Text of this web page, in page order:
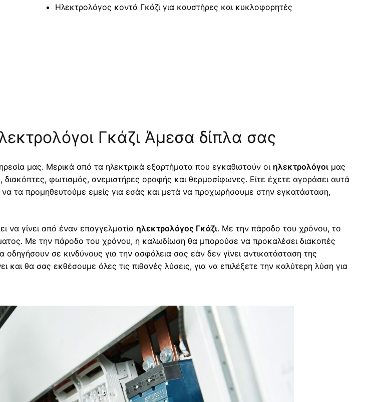
Ηλεκτρολόγος κοντά Γκάζι για καυστήρες και κυκλοφορητές
Γκάζι Άμεσα δίπλα σας
μας. Μερικά από τα ηλεκτρικά εξαρτήματα που εγκαθιστούν οι ηλεκτρολόγοιμας
διακόπτες, φωτισμός, ανεμιστήρες οροφής και θερμοσίφωνες. Είτε έχετε αγοράσει αυτά
τα προμηθευτούμε εμείς για εσάς και μετά να προχωρήσουμε στην εγκατάσταση,
να γίνει από έναν επαγγελματία ηλεκτρολόγος Γκάζι. Με την πάροδο του χρόνου, το
Με την πάροδο του χρόνου, η καλωδίωση θα μπορούσε να προκαλέσει διακοπές
σε κινδύνους για την ασφάλεια σας εάν δεν γίνει αντικατάσταση της
και θα σας εκθέσουμε όλες τις πιθανές λύσεις, για να επιλέξετε την καλύτερη λύση για